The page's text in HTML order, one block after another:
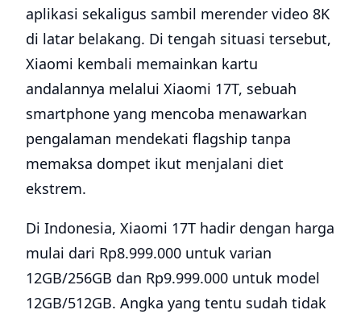
aplikasi sekaligus sambil merender video 8K
di latar belakang. Di tengah situasi tersebut,
Xiaomi kembali memainkan kartu
andalannya melalui Xiaomi 17T, sebuah
smartphone yang mencoba menawarkan
pengalaman mendekati flagship tanpa
memaksa dompet ikut menjalani diet
ekstrem.
Di Indonesia, Xiaomi 17T hadir dengan harga
mulai dari Rp8.999.000 untuk varian
12GB/256GB dan Rp9.999.000 untuk model
12GB/512GB. Angka yang tentu sudah tidak